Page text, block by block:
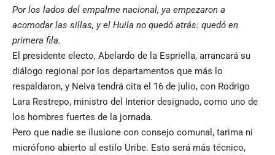
Por los lados del empalme nacional, ya empezaron a
acomodar las sillas, y el Huila no quedó atrás: quedó en
primera fila.
El presidente electo, Abelardo de la Espriella, arrancará su
diálogo regional por los departamentos que más lo
respaldaron, y Neiva tendrá cita el 16 de julio, con Rodrigo
Lara Restrepo, ministro del Interior designado, como uno de
los hombres fuertes de la jornada.
Pero que nadie se ilusione con consejo comunal, tarima ni
micrófono abierto al estilo Uribe. Esto será más técnico,